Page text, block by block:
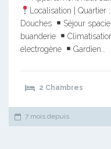
Localisation | Quartier
Douches
Séjour
buanderie
électrogène
Gardien…
2 Chambres
7 mois depuis